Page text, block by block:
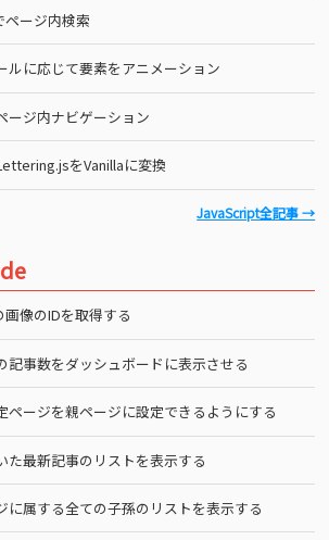
ージ内検索
ルに応じて要素をアニメーション
ージ内ナビゲーション
をVanillaに変換
JavaScript全記事 →
像のIDを取得する
記事数をダッシュボードに表示させる
ページを親ページに設定できるようにする
た最新記事のリストを表示する
に属する全ての子孫のリストを表示する